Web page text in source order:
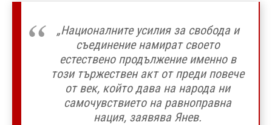
„Националните усилия за свобода и
съединение намират своето
естествено продължение именно в
този тържествен акт от преди повече
от век, който дава на народа ни
самочувствието на равноправна
нация, заявява Янев.